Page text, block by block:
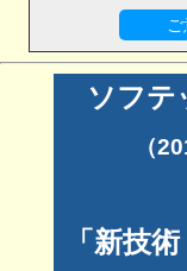
ソフテ
（
「新技